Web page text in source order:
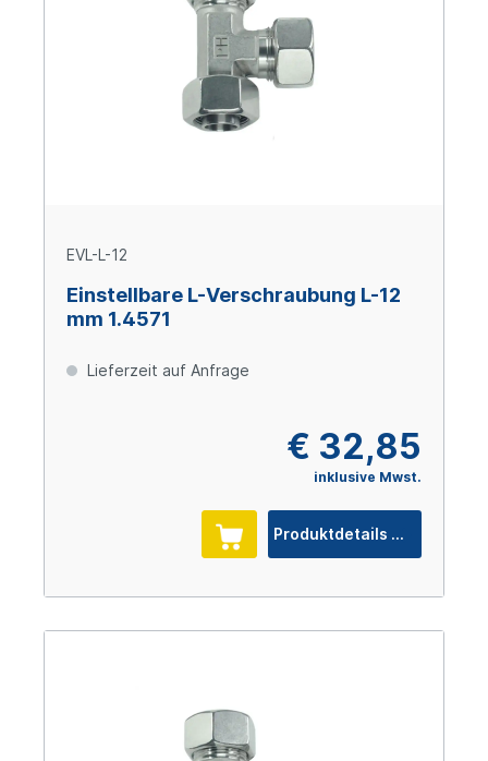
EVL-L-12
Einstellbare L-Verschraubung L-12
mm 1.4571
Lieferzeit auf Anfrage
€ 32,85
inklusive Mwst.
Produktdetails